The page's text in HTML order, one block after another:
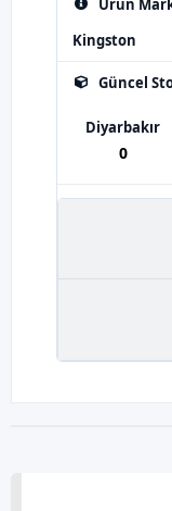
Ürün
Kingston
Güncel
Diyarbakır
0